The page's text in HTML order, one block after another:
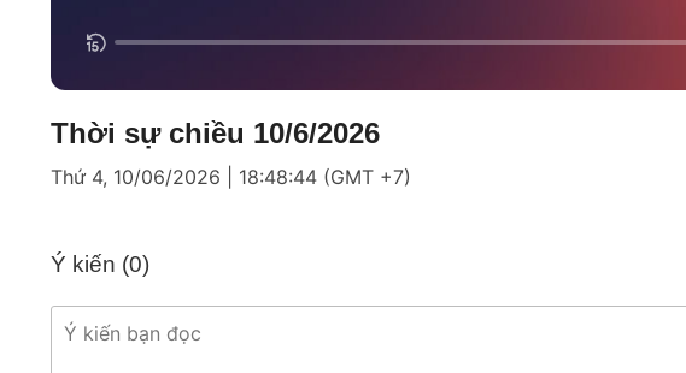
Thời sự chiều 10/6/2026
Thứ 4, 10/06/2026 | 18:48:44 (GMT +7)
Ý kiến (0)